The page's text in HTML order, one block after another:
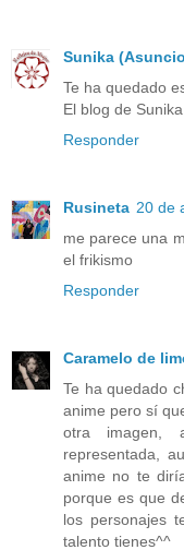
Sunika
Te ha quedado
El blog de Sunika
Responder
Rusineta 20 de
me parece una
el frikismo
Responder
Caramelo de
Te ha quedado
anime pero sí
otra imagen,
representada,
anime no te
porque es que
los personajes
talento tienes^^